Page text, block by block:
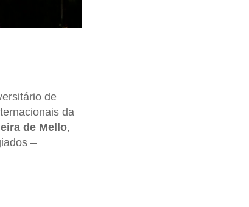
de
da
de Mello,
–